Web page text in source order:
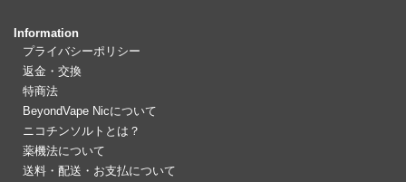
Information
プライバシーポリシー
返金・交換
特商法
BeyondVape Nicについて
ニコチンソルトとは？
薬機法について
送料・配送・お支払について